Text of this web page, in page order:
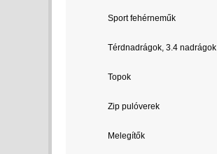
Sport fehérneműk
Térdnadrágok, 3.4 nadrágok
Topok
Zip pulóverek
Melegítők